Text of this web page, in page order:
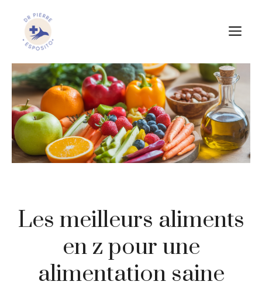
contenu
Les meilleurs aliments
en z pour une
alimentation saine